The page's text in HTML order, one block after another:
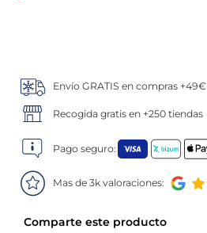
Envío GRATIS en compras +49€
Recogida gratis en +250 tiendas
Pago seguro:
Mas de 3k valoraciones:
. canelones
gambon
9. listísimos
10. pollo